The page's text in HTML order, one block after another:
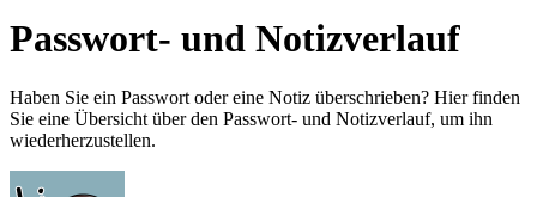
Passwort- und Notizverlauf
Haben Sie ein Passwort oder eine Notiz überschrieben? Hier finden
Sie eine Übersicht über den Passwort- und Notizverlauf, um ihn
wiederherzustellen.